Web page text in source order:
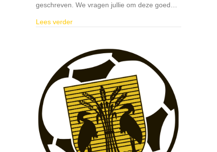
geschreven. We vragen jullie om deze goed…
Lees verderabout De trainingen gaan van start!